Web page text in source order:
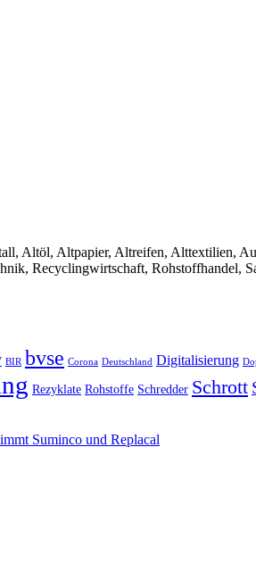
Altöl, Altpapier, Altreifen, Alttextilien,
Recyclingwirtschaft, Rohstoffhandel,
BIR bvse Corona Deutschland Digitalisierung
Rezyklate Rohstoffe Schredder Schrott
Suminco und Replacal